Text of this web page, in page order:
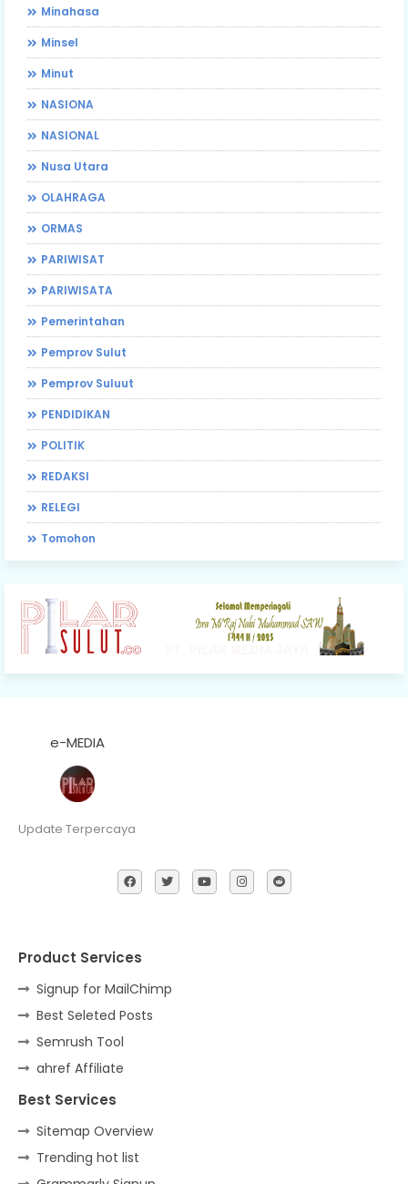
Minahasa
Minsel
Minut
NASIONA
NASIONAL
Nusa Utara
OLAHRAGA
ORMAS
PARIWISAT
PARIWISATA
Pemerintahan
Pemprov Sulut
Pemprov Suluut
PENDIDIKAN
POLITIK
REDAKSI
RELEGI
Tomohon
e-MEDIA
Update Terpercaya
Product Services
Signup for MailChimp
Best Seleted Posts
Semrush Tool
ahref Affiliate
Best Services
Sitemap Overview
Trending hot list